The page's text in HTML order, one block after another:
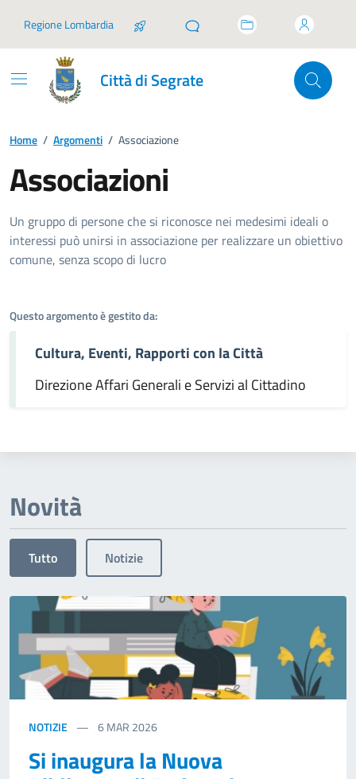
Regione Lombardia
Città di Segrate
Home / Argomenti / Associazione
Associazioni
Dettagli dell'argomento
Un gruppo di persone che si riconosce nei medesimi ideali o
interessi può unirsi in associazione per realizzare un obiettivo
comune, senza scopo di lucro
Questo argomento è gestito da:
Cultura, Eventi, Rapporti con la Città
Direzione Affari Generali e Servizi al Cittadino
Novità
Tutto Notizie
NOTIZIE 6MAR 2026
Si inaugura la Nuova